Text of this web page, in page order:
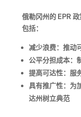
俄勒冈州的 EPR
包括：
减少浪费：推动
公平分担成本：
提高可达性：服
具有推广性：为
达州树立典范